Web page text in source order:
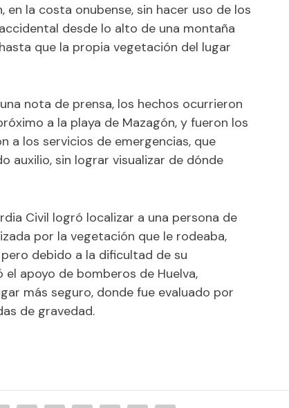
la costa onubense, sin hacer uso de los
desde lo alto de una montaña
que la propia vegetación del lugar
nota de prensa, los hechos ocurrieron
a la playa de Mazagón, y fueron los
a los servicios de emergencias, que
auxilio, sin lograr visualizar de dónde
Civil logró localizar a una persona de
por la vegetación que le rodeaba,
debido a la dificultad de su
apoyo de bomberos de Huelva,
más seguro, donde fue evaluado por
de gravedad.